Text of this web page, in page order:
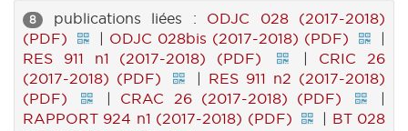
8 publications liées : ODJC 028 (2017-2018)
(PDF)
| ODJC 028bis (2017-2018) (PDF)
|
RES 911 n1 (2017-2018) (PDF)
| CRIC 26
(2017-2018) (PDF)
| RES 911 n2 (2017-2018)
(PDF)
| CRAC 26 (2017-2018) (PDF)
|
RAPPORT 924 n1 (2017-2018) (PDF)
| BT 028